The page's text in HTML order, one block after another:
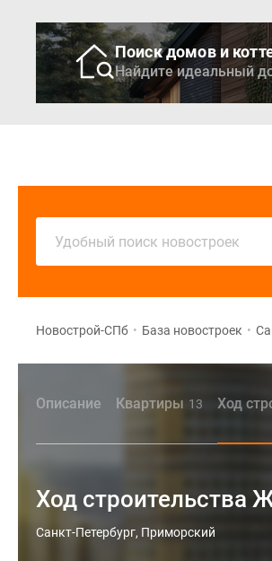
Поиск домов и
Найдите идеальный
Удобный поиск новостроек
Новострой-СПб • База новостроек •
Описание Квартиры 13 Ход
Ход строительства
Санкт-Петербург, Приморский